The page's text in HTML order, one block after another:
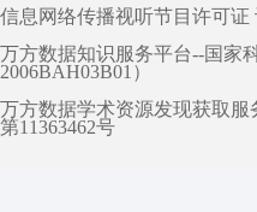
信息网络传播视听节目许可证
万方数据知识服务平台--国家
2006BAH03B01）
万方数据学术资源发现获取
第11363462号